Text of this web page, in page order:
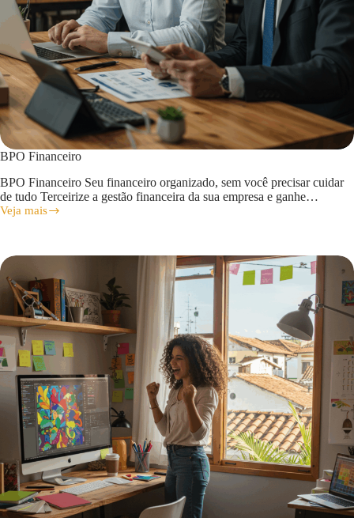
BPO Financeiro
BPO Financeiro Seu financeiro organizado, sem você precisar cuidar
de tudo Terceirize a gestão financeira da sua empresa e ganhe…
Veja mais
BPO